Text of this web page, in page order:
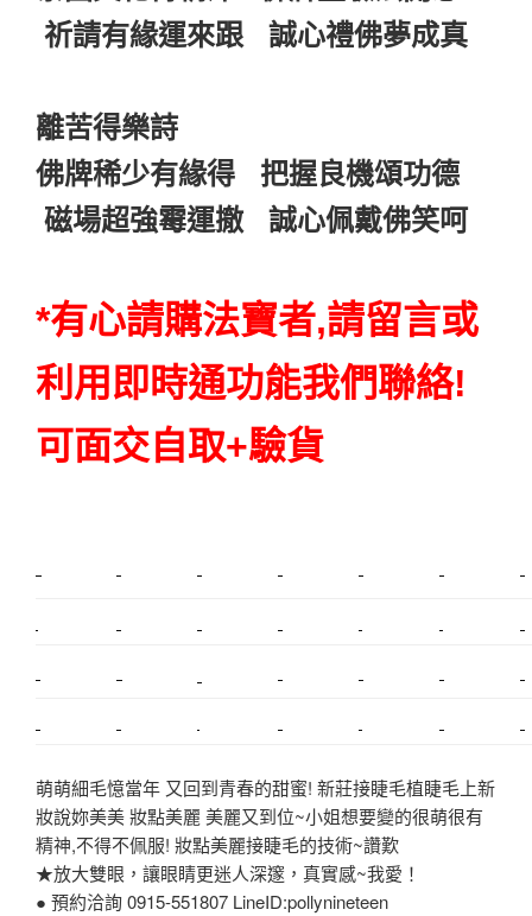
祈請有緣運來跟 誠心禮佛夢成真
離苦得樂詩
佛牌稀少有緣得 把握良機頌功德
磁場超強霉運撤 誠心佩戴佛笑呵
*有心請購法寶者,請留言或
利用即時通功能我們聯絡!
可面交自取+驗貨
萌萌細毛憶當年 又回到青春的甜蜜! 新莊接睫毛植睫毛上新
妝說妳美美 妝點美麗 美麗又到位~小姐想要變的很萌很有
精神,不得不佩服! 妝點美麗接睫毛的技術~讚歎
★放大雙眼，讓眼睛更迷人深邃，真實感~我愛！
● 預約洽詢 0915-551807 LineID:pollynineteen